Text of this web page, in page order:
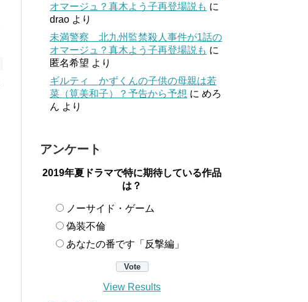
オマージュ？真木よう子再登場説も に
drao より
未満警察 北九州監禁殺人事件が1話の
オマージュ？真木よう子再登場説も に
匿名希望 より
ギルティ かずくんの子供の母親は若
菜（筧美和子）？予告から予想 に めろ
ん より
アンケート
2019年夏ドラマで特に期待している作品
は？
ノーサイド・ゲーム
偽装不倫
あなたの番です「反撃編」
View Results